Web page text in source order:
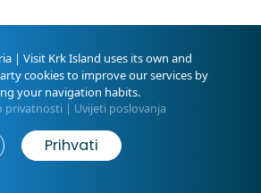
Map Pretraži
| Visit Krk Island uses its own and
cookies to improve our services by
your navigation habits.
privatnosti Uvijeti poslovanja
Prihvati